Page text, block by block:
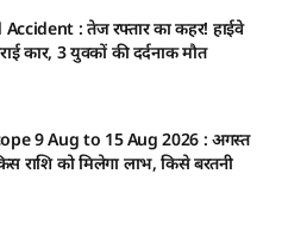
: तेज रफ्तार का कहर! हाईवे
कार, 3 युवकों की दर्दनाक मौत
9 Aug to 15 Aug 2026 : अगस्त
राशि को मिलेगा लाभ, किसे बरतनी